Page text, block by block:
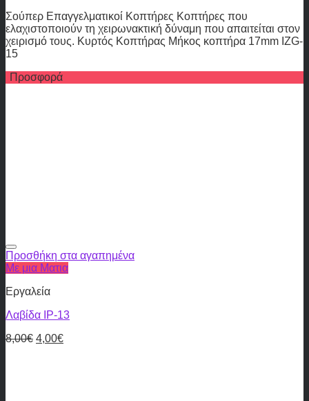
Σούπερ Επαγγελματικοί Κοπτήρες Κοπτήρες που
ελαχιστοποιούν τη χειρωνακτική δύναμη που απαιτείται στον
χειρισμό τους. Κυρτός Κοπτήρας Μήκος κοπτήρα 17mm IZG-
15
Προσφορά
Προσθήκη στα αγαπημένα
Με μια Ματια
Εργαλεία
Λαβίδα IP-13
8,00€ 4,00€